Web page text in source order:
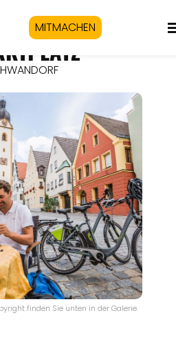
MITMACHEN
finden Sie unten in der Galerie.